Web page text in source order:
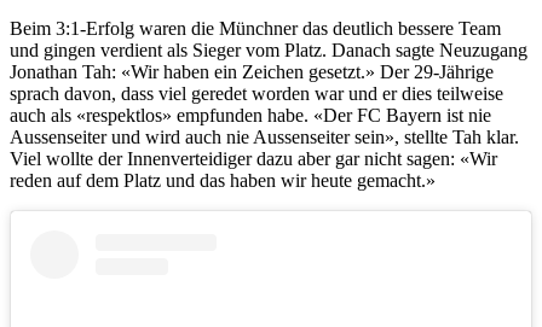
Beim 3:1-Erfolg waren die Münchner das deutlich bessere Team
und gingen verdient als Sieger vom Platz. Danach sagte Neuzugang
Jonathan Tah: «Wir haben ein Zeichen gesetzt.» Der 29-Jährige
sprach davon, dass viel geredet worden war und er dies teilweise
auch als «respektlos» empfunden habe. «Der FC Bayern ist nie
Aussenseiter und wird auch nie Aussenseiter sein», stellte Tah klar.
Viel wollte der Innenverteidiger dazu aber gar nicht sagen: «Wir
reden auf dem Platz und das haben wir heute gemacht.»